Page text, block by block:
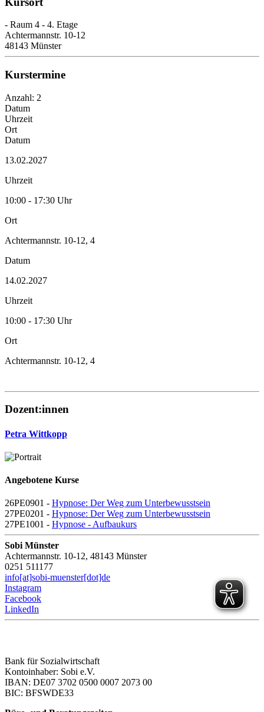
- Raum 4 - 4. Etage
Achtermannstr. 10-12
48143 Münster
Kurstermine
Anzahl: 2
Datum
Uhrzeit
Ort
Datum
13.02.2027
Uhrzeit
10:00 - 17:30 Uhr
Ort
Achtermannstr. 10-12, 4
Datum
14.02.2027
Uhrzeit
10:00 - 17:30 Uhr
Ort
Achtermannstr. 10-12, 4
Dozent:innen
Petra Wittkopp
Angebotene Kurse
26PE0901 - Hypnose: Der Weg zum Unterbewusstsein
27PE0201 - Hypnose: Der Weg zum Unterbewusstsein
27PE1001 - Hypnose - Aufbaukurs
Sobi Münster
Achtermannstr. 10-12, 48143 Münster
0251 511177
info[at]sobi-muenster[dot]de
Instagram
Facebook
LinkedIn
Bank für Sozialwirtschaft
Kontoinhaber: Sobi e.V.
IBAN: DE07 3702 0500 0007 2073 00
BIC: BFSWDE33